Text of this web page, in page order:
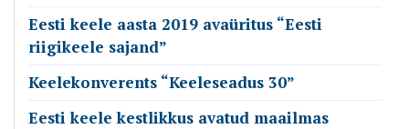
Eesti keele aasta 2019 avaüritus “Eesti
riigikeele sajand”
Keelekonverents “Keeleseadus 30”
Eesti keele kestlikkus avatud maailmas